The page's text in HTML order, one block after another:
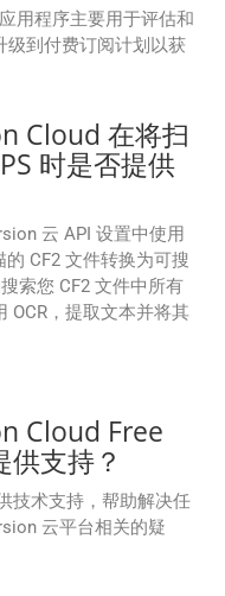
用程序主要用于评估和
级到付费订阅计划以获
Cloud 在将扫
时是否提供
云 API 设置中使用
CF2 文件转换为可搜
索您 CF2 文件中所有
OCR，提取文本并将其
Cloud Free
支持？
技术支持，帮助解决任
云平台相关的疑